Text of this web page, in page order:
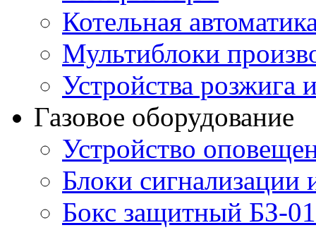
Котельная
Мультиблоки
Устройства розжига
Газовое оборудование
Устройство
Блоки сигнализации
Бокс защитный БЗ-01